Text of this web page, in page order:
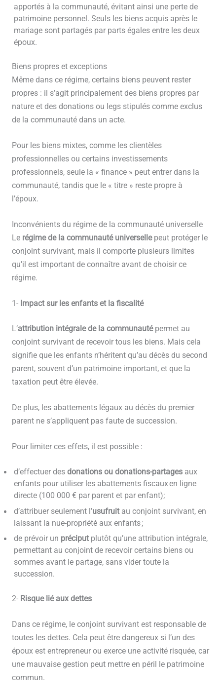
apportés à la communauté, évitant ainsi une perte de
patrimoine personnel. Seuls les biens acquis après le
mariage sont partagés par parts égales entre les deux
époux.
Biens propres et exceptions
Même dans ce régime, certains biens peuvent rester
propres : il s’agit principalement des biens propres par
nature et des donations ou legs stipulés comme exclus
de la communauté dans un acte.
Pour les biens mixtes, comme les clientèles
professionnelles ou certains investissements
professionnels, seule la « finance » peut entrer dans la
communauté, tandis que le « titre » reste propre à
l’époux.
Inconvénients du régime de la communauté universelle
Le régime de la communauté universellepeut protéger le
conjoint survivant, mais il comporte plusieurs limites
qu’il est important de connaître avant de choisir ce
régime.
1- Impact sur les enfants et la fiscalité
L’attribution intégrale de la communautépermet au
conjoint survivant de recevoir tous les biens. Mais cela
signifie que les enfants n’héritent qu’au décès du second
parent, souvent d’un patrimoine important, et que la
taxation peut être élevée.
De plus, les abattements légaux au décès du premier
parent ne s’appliquent pas faute de succession.
Pour limiter ces effets, il est possible :
d’effectuer des donations ou donations-partagesaux
enfants pour utiliser les abattements fiscaux en ligne
directe (100 000 € par parent et par enfant);
d’attribuer seulement l’usufruitau conjoint survivant, en
laissant la nue-propriété aux enfants ;
de prévoir un préciputplutôt qu’une attribution intégrale,
permettant au conjoint de recevoir certains biens ou
sommes avant le partage, sans vider toute la
succession.
2- Risque lié aux dettes
Dans ce régime, le conjoint survivant est responsable de
toutes les dettes. Cela peut être dangereux si l’un des
époux est entrepreneur ou exerce une activité risquée, car
une mauvaise gestion peut mettre en péril le patrimoine
commun.